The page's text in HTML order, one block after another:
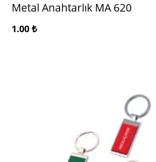
Metal Anahtarlık MA 620
1.00 ₺